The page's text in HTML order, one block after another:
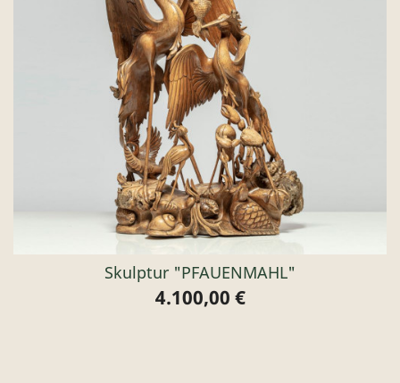
Skulptur "PFAUENMAHL"
Preis
4.100,00 €